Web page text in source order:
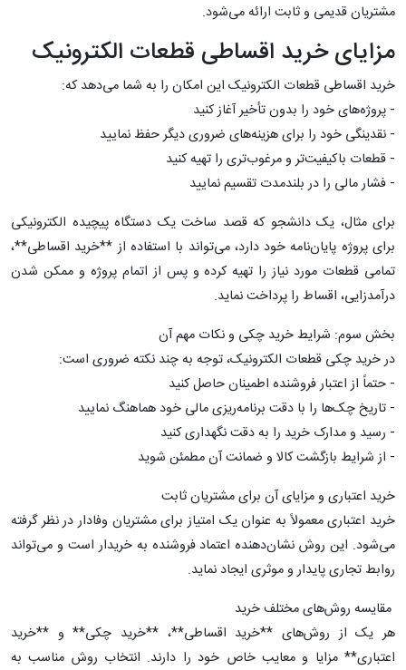
مشتریان قدیمی و ثابت ارائه می‌شود.
مزایای خرید اقساطی قطعات الکترونیک
خرید اقساطی قطعات الکترونیک این امکان را به شما می‌دهد که:
- پروژه‌های خود را بدون تأخیر آغاز کنید
- نقدینگی خود را برای هزینه‌های ضروری دیگر حفظ نمایید
- قطعات باکیفیت‌تر و مرغوب‌تری را تهیه کنید
- فشار مالی را در بلندمدت تقسیم نمایید
برای مثال، یک دانشجو که قصد ساخت یک دستگاه پیچیده الکترونیکی
برای پروژه پایان‌نامه خود دارد، می‌تواند با استفاده از **خرید اقساطی**،
تمامی قطعات مورد نیاز را تهیه کرده و پس از اتمام پروژه و ممکن شدن
درآمدزایی، اقساط را پرداخت نماید.
بخش سوم: شرایط خرید چکی و نکات مهم آن
در خرید چکی قطعات الکترونیک، توجه به چند نکته ضروری است:
- حتماً از اعتبار فروشنده اطمینان حاصل کنید
- تاریخ چک‌ها را با دقت برنامه‌ریزی مالی خود هماهنگ نمایید
- رسید و مدارک خرید را به دقت نگهداری کنید
- از شرایط بازگشت کالا و ضمانت آن مطمئن شوید
خرید اعتباری و مزایای آن برای مشتریان ثابت
خرید اعتباری معمولاً به عنوان یک امتیاز برای مشتریان وفادار در نظر گرفته
می‌شود. این روش نشان‌دهنده اعتماد فروشنده به خریدار است و می‌تواند
روابط تجاری پایدار و موثری ایجاد نماید.
مقایسه روش‌های مختلف خرید
هر یک از روش‌های **خرید اقساطی**، **خرید چکی** و **خرید
اعتباری** مزایا و معایب خاص خود را دارند. انتخاب روش مناسب به